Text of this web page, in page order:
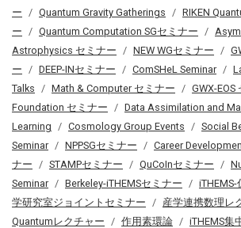
ー
Quantum Gravity Gatherings
RIKEN
ー
Quantum Computation SGセミナー
Astrophysics セミナー
NEW WGセミナー
ー
DEEP-INセミナー ComSHeL Seminar
Talks
Math & Computer セミナー GWX-EOS
Foundation セミナー
Data Assimilation and
Learning
Cosmology Group Events
Social
Seminar
NPPSGセミナー Career
ナー
STAMPセミナー QuCoInセミナー
Seminar
Berkeley-iTHEMSセミナー
学研究室ジョイントセミナー
産学連携数理レ
Quantumレクチャー
作用素環論
iTHEMS集